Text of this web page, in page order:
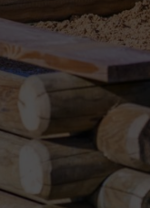
aussi la garantie
de sable, leur
les enfants
endroit